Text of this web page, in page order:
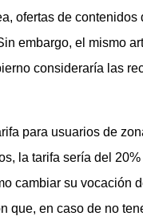
ofertas de
embargo, el mismo
consideraría las
para usuarios de
la tarifa sería del
cambiar su vocación
que, en caso de no